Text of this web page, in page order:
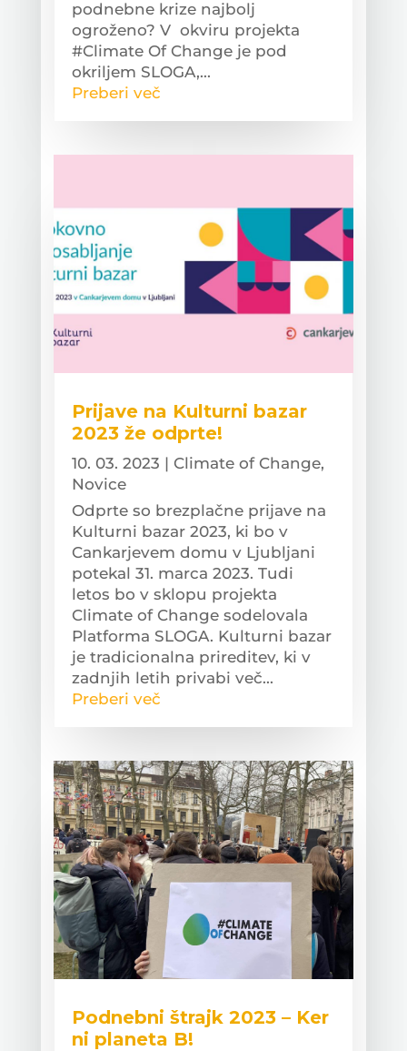
podnebne krize najbolj
ogroženo? V okviru projekta
#Climate Of Change je pod
okriljem SLOGA,...
Preberi več
Prijave na Kulturni bazar
2023 že odprte!
10. 03. 2023 | Climate of Change,
Novice
Odprte so brezplačne prijave na
Kulturni bazar 2023, ki bo v
Cankarjevem domu v Ljubljani
potekal 31. marca 2023. Tudi
letos bo v sklopu projekta
Climate of Change sodelovala
Platforma SLOGA. Kulturni bazar
je tradicionalna prireditev, ki v
zadnjih letih privabi več...
Preberi več
Podnebni štrajk 2023 – Ker
ni planeta B!